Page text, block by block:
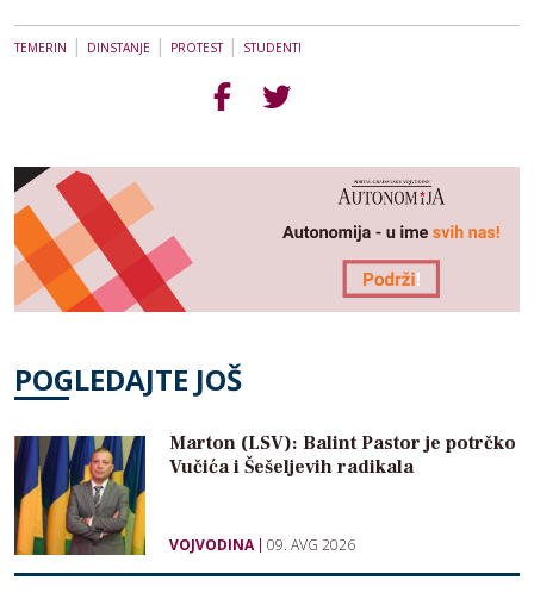
TEMERIN | DINSTANJE | PROTEST| STUDENTI
POGLEDAJTE JOŠ
Marton (LSV): Balint Pastor je potrčko
Vučića i Šešeljevih radikala
VOJVODINA 09. AVG 2026